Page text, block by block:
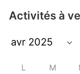
Activités à
L M